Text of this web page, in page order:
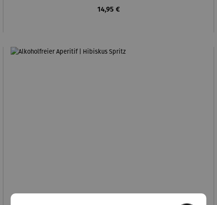
Regulärer Preis:
14,95 €